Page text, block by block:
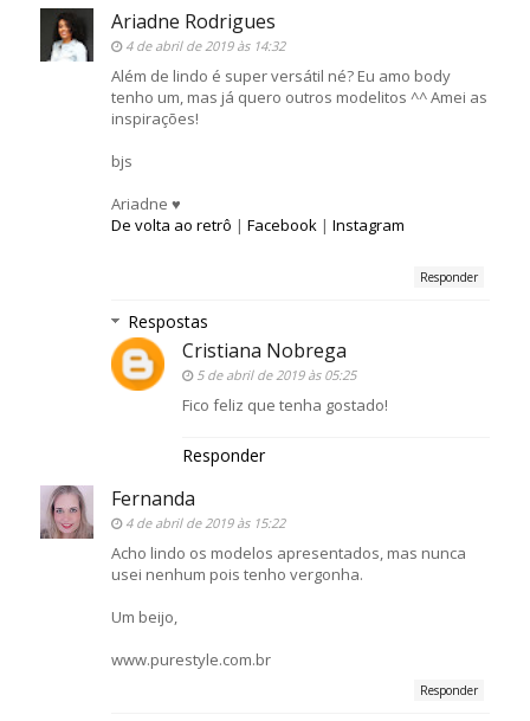
Ariadne Rodrigues
4 de abril de 2019 às 14:32
Além de lindo é super versátil né? Eu amo body
tenho um, mas já quero outros modelitos ^^ Amei as
inspirações!
bjs
Ariadne ♥
De volta ao retrô | Facebook| Instagram
Responder
Respostas
Cristiana Nobrega
5 de abril de 2019 às 05:25
Fico feliz que tenha gostado!
Responder
Fernanda
4 de abril de 2019 às 15:22
Acho lindo os modelos apresentados, mas nunca
usei nenhum pois tenho vergonha.
Um beijo,
www.purestyle.com.br
Responder